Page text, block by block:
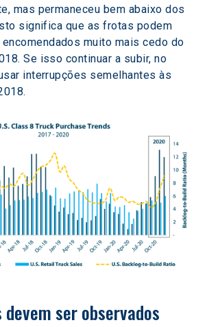
mas permaneceu bem abaixo dos
significa que as frotas podem
muito mais cedo do
Se isso continuar a subir, no
interrupções semelhantes às
ser observados